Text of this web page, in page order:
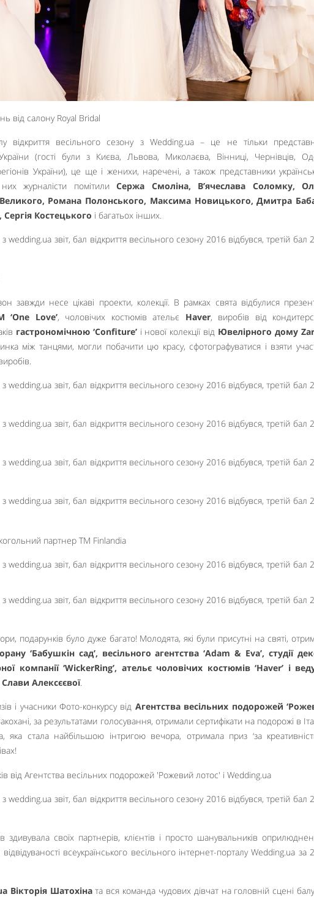
відкриття весільного сезону з Wedding.ua – це не тільки
(гості були з Києва, Львова, Миколаєва, Вінниці, Чернівців,
України), це ще і женихи, наречені, а також представники
журналісти помітилиСержа Смоліна, В’ячеслава Соломку,
Романа Полонського, Максима Новицького, Дмитра
Костецького і багатьох інших.
завжди несе цікаві проекти, колекції. В рамках свята відбулися
‘One Love’, чоловічих костюмів ательє Haver, виробів від
гастрономічною ‘Confiture’і нової колекції від Ювелірного дому
між танцями, могли побачити цю красу, сфотографуватися і взяти
подарунків було дуже багато! Молодята, які були присутні на святі,
‘Бабушкін сад’, весільного агентства ‘Adam & Eva’, студії
компанії ‘WickerRing’, ательє чоловічих костюмів ‘Haver’ і
Алексєєвої.
і учасники Фото-конкурсу від Агентства весільних подорожей
за результатами голосування, отримали сертифікати на подорожі в
яка стала найбільшою інтригою вечора, отримала приз ‘за
здивувала своїх партнерів, клієнтів і просто шанувальників
відвідуваності всеукраїнського весільного інтернет-порталу Wedding.ua за
Вікторія Шатохіната вся команда чудових дівчат на головній сцені